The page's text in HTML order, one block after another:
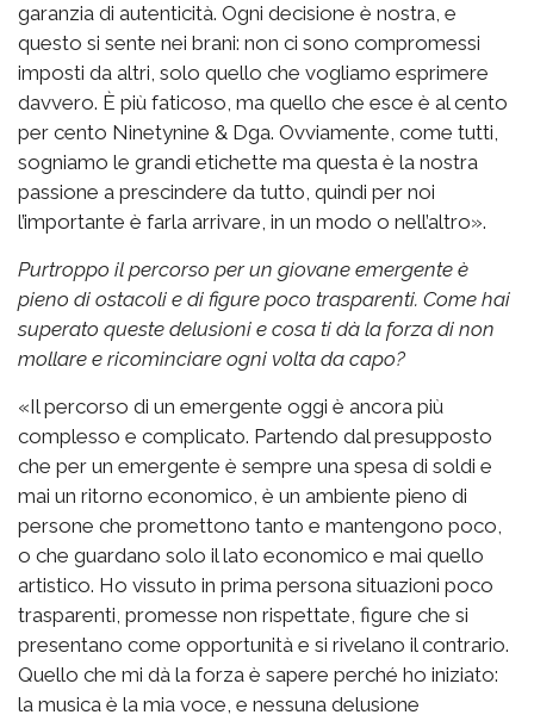
garanzia di autenticità. Ogni decisione è nostra, e
questo si sente nei brani: non ci sono compromessi
imposti da altri, solo quello che vogliamo esprimere
davvero. È più faticoso, ma quello che esce è al cento
per cento Ninetynine & Dga. Ovviamente, come tutti,
sogniamo le grandi etichette ma questa è la nostra
passione a prescindere da tutto, quindi per noi
l’importante è farla arrivare, in un modo o nell’altro».
Purtroppo il percorso per un giovane emergente è
pieno di ostacoli e di figure poco trasparenti. Come hai
superato queste delusioni e cosa ti dà la forza di non
mollare e ricominciare ogni volta da capo?
«Il percorso di un emergente oggi è ancora più
complesso e complicato. Partendo dal presupposto
che per un emergente è sempre una spesa di soldi e
mai un ritorno economico, è un ambiente pieno di
persone che promettono tanto e mantengono poco,
o che guardano solo il lato economico e mai quello
artistico. Ho vissuto in prima persona situazioni poco
trasparenti, promesse non rispettate, figure che si
presentano come opportunità e si rivelano il contrario.
Quello che mi dà la forza è sapere perché ho iniziato:
la musica è la mia voce, e nessuna delusione